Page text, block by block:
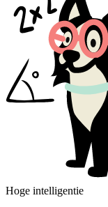
Hoge intelligentie